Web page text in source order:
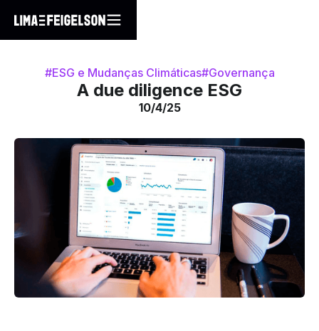
#ESG e Mudanças Climáticas#Governança
A due diligence ESG
10/4/25